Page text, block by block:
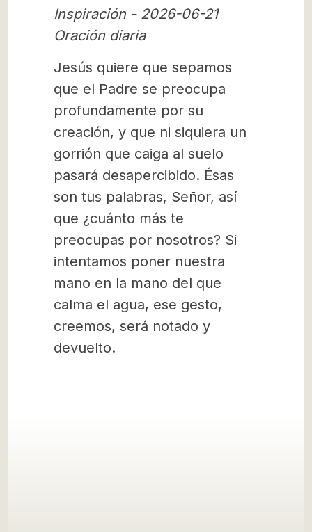
Inspiración - 2026-06-21
Oración diaria
Jesús quiere que sepamos
que el Padre se preocupa
profundamente por su
creación, y que ni siquiera un
gorrión que caiga al suelo
pasará desapercibido. Ésas
son tus palabras, Señor, así
que ¿cuánto más te
preocupas por nosotros? Si
intentamos poner nuestra
mano en la mano del que
calma el agua, ese gesto,
creemos, será notado y
devuelto.